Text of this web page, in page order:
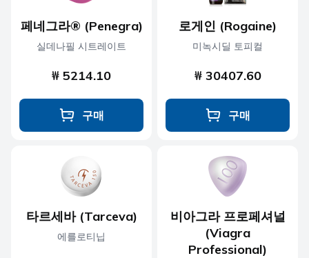
페네그라® (Penegra)
실데나필 시트레이트
₩ 5214.10
구매
로게인 (Rogaine)
미녹시딜 토피컬
₩ 30407.60
구매
타르세바 (Tarceva)
에를로티닙
비아그라 프로페셔널
(Viagra
Professional)